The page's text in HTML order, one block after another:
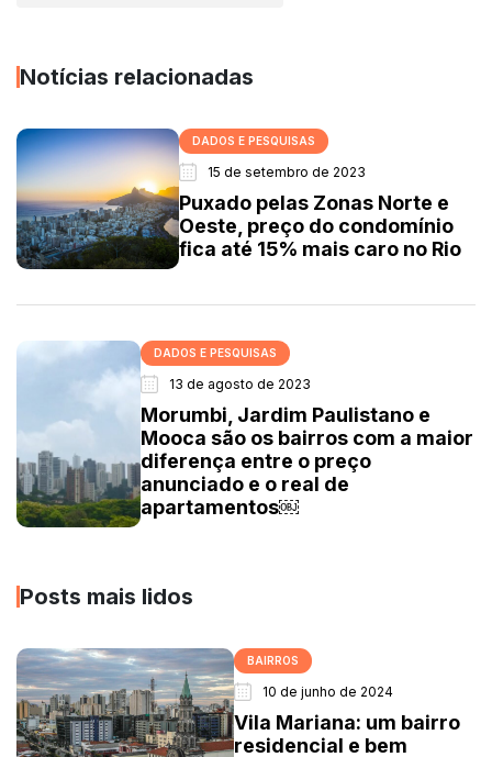
Notícias relacionadas
DADOS E PESQUISAS
15 de setembro de 2023
Puxado pelas Zonas Norte e
Oeste, preço do condomínio
fica até 15% mais caro no Rio
DADOS E PESQUISAS
13 de agosto de 2023
Morumbi, Jardim Paulistano e
Mooca são os bairros com a maior
diferença entre o preço
anunciado e o real de
apartamentos￼
Posts mais lidos
BAIRROS
10 de junho de 2024
Vila Mariana: um bairro
residencial e bem